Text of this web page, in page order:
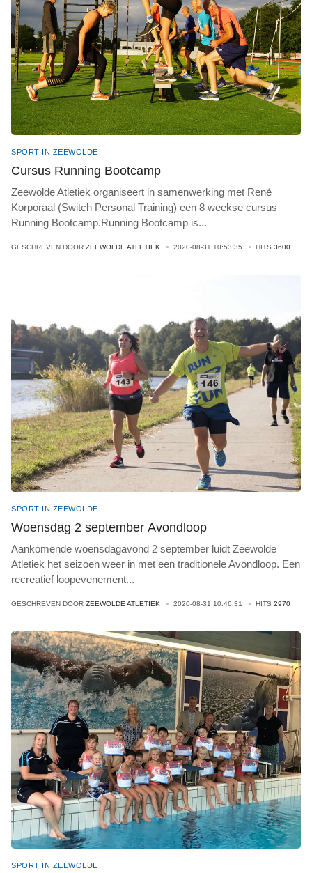
SPORT IN ZEEWOLDE
Cursus Running Bootcamp
Zeewolde Atletiek organiseert in samenwerking met René
Korporaal (Switch Personal Training) een 8 weekse cursus
Running Bootcamp.Running Bootcamp is...
GESCHREVEN DOOR ZEEWOLDE ATLETIEK 2020-08-31 10:53:35 HITS 3600
SPORT IN ZEEWOLDE
Woensdag 2 september Avondloop
Aankomende woensdagavond 2 september luidt Zeewolde
Atletiek het seizoen weer in met een traditionele Avondloop. Een
recreatief loopevenement...
GESCHREVEN DOOR ZEEWOLDE ATLETIEK 2020-08-31 10:46:31 HITS 2970
SPORT IN ZEEWOLDE